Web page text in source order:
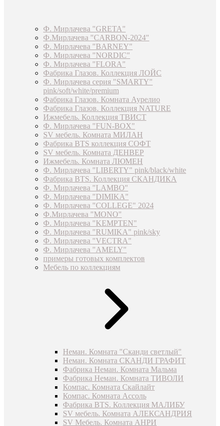
Ф. Мирлачева "GRETA"
Ф.Мирлачева "CARBON-2024"
Ф. Мирлачева "BARNEY"
Ф. Мирлачева "NORDIC"
Ф. Мирлачева "FLORA"
Фабрика Глазов. Коллекция ЛОЙС
Ф. Мирлачева серия "SMARTY"
pink/soft/white/premium
Фабрика Глазов. Комната Аурелио
Фабрика Глазов. Коллекция NATURE
Ижмебель. Коллекция ТВИСТ
Ф. Мирлачева "FUN-BOX"
SV мебель. Комната МИЛАН
Фабрика BTS коллекция СОФТ
SV мебель. Комната ДЕНВЕР
Ижмебель. Комната ЛЮМЕН
Ф. Мирлачева "LIBERTY" pink/black/white
Фабрика BTS. Коллекция СКАНДИКА
Ф. Мирлачева "LAMBO"
Ф. Мирлачева "DIMIKA"
Ф. Мирлачева "COLLEGE" 2024
Ф.Мирлачева "MONO"
Ф. Мирлачева "KEMPTEN"
Ф. Мирлачева "RUMIKA" pink/sky
Ф. Мирлачева "VECTRA"
Ф. Мирлачева "AMELY"
примеры готовых комплектов
Мебель по коллекциям
Неман. Комната "Сканди светлый"
Неман. Комната СКАНДИ ГРАФИТ
Фабрика Неман. Комната Мальма
Фабрика Неман. Комната ТИВОЛИ
Компас. Комната Скайлайт
Компас. Комната Ассоль
Фабрика BTS. Коллекция МАЛИБУ
SV мебель. Комната АЛЕКСАНДРИЯ
SV Мебель. Комната АНРИ